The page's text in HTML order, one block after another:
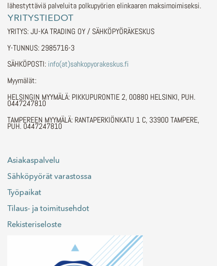
lähestyttäviä palveluita polkupyörien elinkaaren maksimoimiseksi.
YRITYSTIEDOT
YRITYS: JU-KA TRADING OY / SÄHKÖPYÖRÄKESKUS
Y-TUNNUS: 2985716-3
SÄHKÖPOSTI: info(at)sahkopyorakeskus.fi
Myymälät:
HELSINGIN MYYMÄLÄ: PIKKUPURONTIE 2, 00880 HELSINKI, PUH.
0447247810
TAMPEREEN MYYMÄLÄ: RANTAPERKIÖNKATU 1 C, 33900 TAMPERE,
PUH. 0447247810
Asiakaspalvelu
Sähköpyörät varastossa
Työpaikat
Tilaus- ja toimitusehdot
Rekisteriseloste